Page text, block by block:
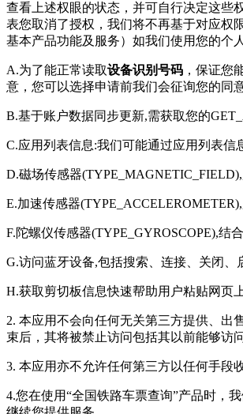
查看上述权眼的状态，并可自行决定这些
表您取消了授权，我们将不再基于对应权
基本产品功能及服务）如我们使用您的个
A.为了能正常读取设备识别号码 ，保证您
意，您可以选择申请前我们会征询您的同
B.基于账户数据同步更新,需获取您的
C.应用列表信息:我们可能通过应用列表信
D.磁场传感器
E.加速传感器
F.陀螺仪传感器(TYPE_GYROSCOPE),结
G.访问蓝牙设备,包括搜索、连接、关闭、
H.获取剪切板信息快速帮助用户粘贴网页
2. 本应用不会向任何无关第三方提供、出
束后，其将被禁止访问包括其以前能够访
3. 本应用亦不允许任何第三方以任何手段
4.您在使用“全国铁路车票查询”产品时，